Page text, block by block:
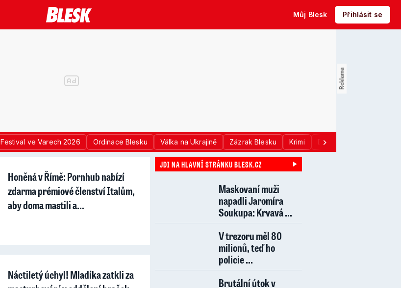
Můj Blesk Přihlásit se
Festival ve Varech 2026 Ordinace Blesku Válka na Ukrajině Zázrak Blesku Krimi Donald Trump
Honěná v Římě: Pornhub nabízí
zdarma prémiové členství Italům,
aby doma mastili a…
Náctiletý úchyl! Mladíka zatkli za
JDI NA HLAVNÍ STRÁNKU BLESK.CZ
Maskovaní muži
napadli Jaromíra
Soukupa: Krvavá ...
V trezoru měl 80
milionů, teď ho
policie ...
Brutální útok v